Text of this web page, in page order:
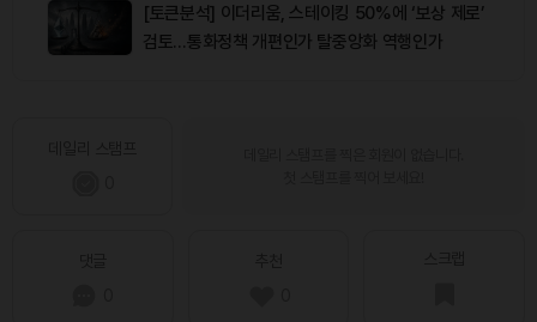
[토큰분석] 이더리움, 스테이킹 50%에 ‘보상 제로’
검토…통화정책 개편인가 탈중앙화 역행인가